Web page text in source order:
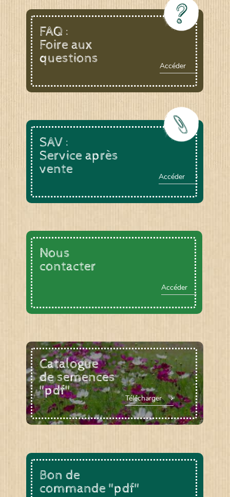
FAQ :
Foire aux
questions
Accéder
SAV :
Service après
vente
Accéder
Nous
contacter
Accéder
Catalogue
de semences
"pdf"
Télécharger
Bon de
commande "pdf"